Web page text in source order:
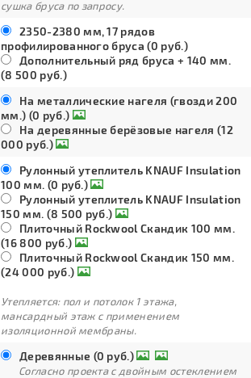
сушка бруса по запросу.
2350-2380 мм, 17 рядов
профилированного бруса (0 руб.)
Дополнительный ряд бруса + 140 мм.
(8 500 руб.)
На металлические нагеля (гвозди 200
мм.) (0 руб.)
На деревянные берёзовые нагеля (12
000 руб.)
Рулонный утеплитель KNAUF Insulation
100 мм. (0 руб.)
Рулонный утеплитель KNAUF Insulation
150 мм. (8 500 руб.)
Плиточный Rockwool Скандик 100 мм.
(16 800 руб.)
Плиточный Rockwool Скандик 150 мм.
(24 000 руб.)
Утепляется: пол и потолок 1 этажа,
мансардный этаж с применением
изоляционной мембраны.
Деревянные (0 руб.)
Согласно проекта с двойным остеклением